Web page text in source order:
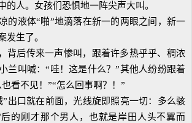
的人。女孩们恐惧地一阵尖声大叫。
液体“啪”地滴落在新一的两眼之间，新一
发生了。
传来一声惨叫，跟着许多热乎乎、稠浓
兰叫喊：“哇！这是什么？”其他人纷纷跟着
看不见！”“怎么回事啊？！”
口就在前面，光线旋即照亮一切：多么骇
的刚才那个男人，也就是岸田人头不翼而